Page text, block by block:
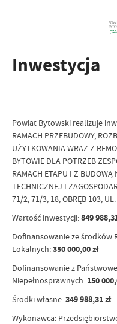
Inwestycja
Powiat Bytowski realizuje
RAMACH PRZEBUDOWY,
UŻYTKOWANIA WRAZ Z
BYTOWIE DLA POTRZEB
RAMACH ETAPU I Z
TECHNICZNEJ I
71/2, 71/3, 18, OBRĘB 103,
Wartość inwestycji:849
Dofinansowanie ze środków
Lokalnych:350 000,00 zł
Dofinansowanie z
Niepełnosprawnych: 150
Środki własne:349 988,31 zł
Wykonawca: